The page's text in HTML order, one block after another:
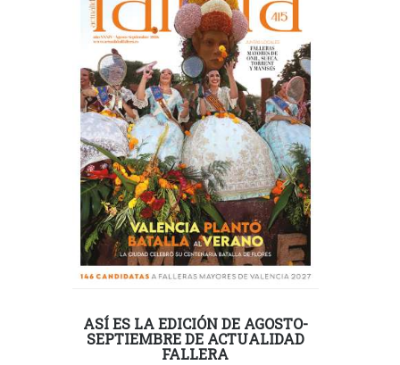
ASÍ ES LA EDICIÓN DE AGOSTO-
SEPTIEMBRE DE ACTUALIDAD
FALLERA